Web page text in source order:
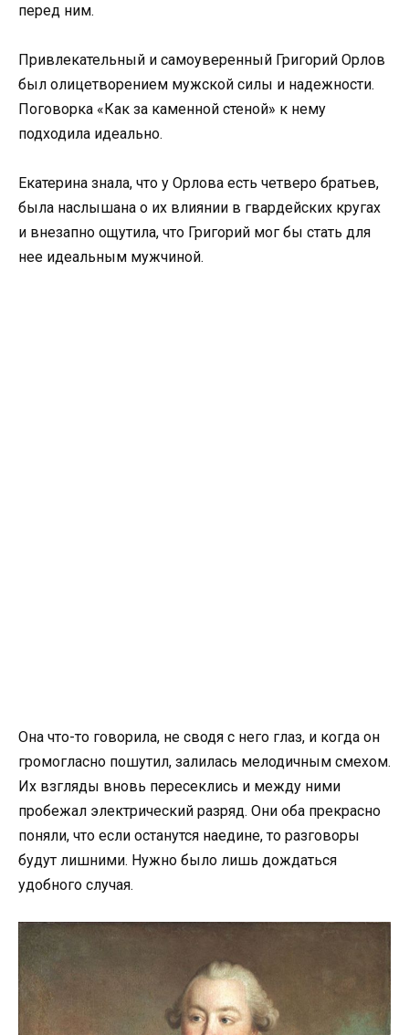
перед ним.
Привлекательный и самоуверенный Григорий Орлов
был олицетворением мужской силы и надежности.
Поговорка «Как за каменной стеной» к нему
подходила идеально.
Екатерина знала, что у Орлова есть четверо братьев,
была наслышана о их влиянии в гвардейских кругах
и внезапно ощутила, что Григорий мог бы стать для
нее идеальным мужчиной.
Она что-то говорила, не сводя с него глаз, и когда он
громогласно пошутил, залилась мелодичным смехом.
Их взгляды вновь пересеклись и между ними
пробежал электрический разряд. Они оба прекрасно
поняли, что если останутся наедине, то разговоры
будут лишними. Нужно было лишь дождаться
удобного случая.